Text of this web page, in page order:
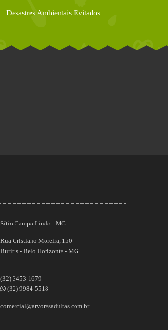
Desastres Ambientais Evitados
Sítio Campo Lindo - MG
Rua Cristiano Moreira, 150
Buritis - Belo Horizonte - MG
(32) 3453-1679
(32) 9984-5518
comercial@arvoresadultas.com.br